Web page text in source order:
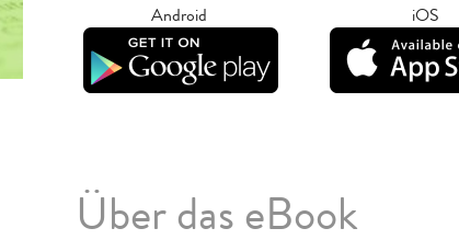
Android iOS
Über das eBook